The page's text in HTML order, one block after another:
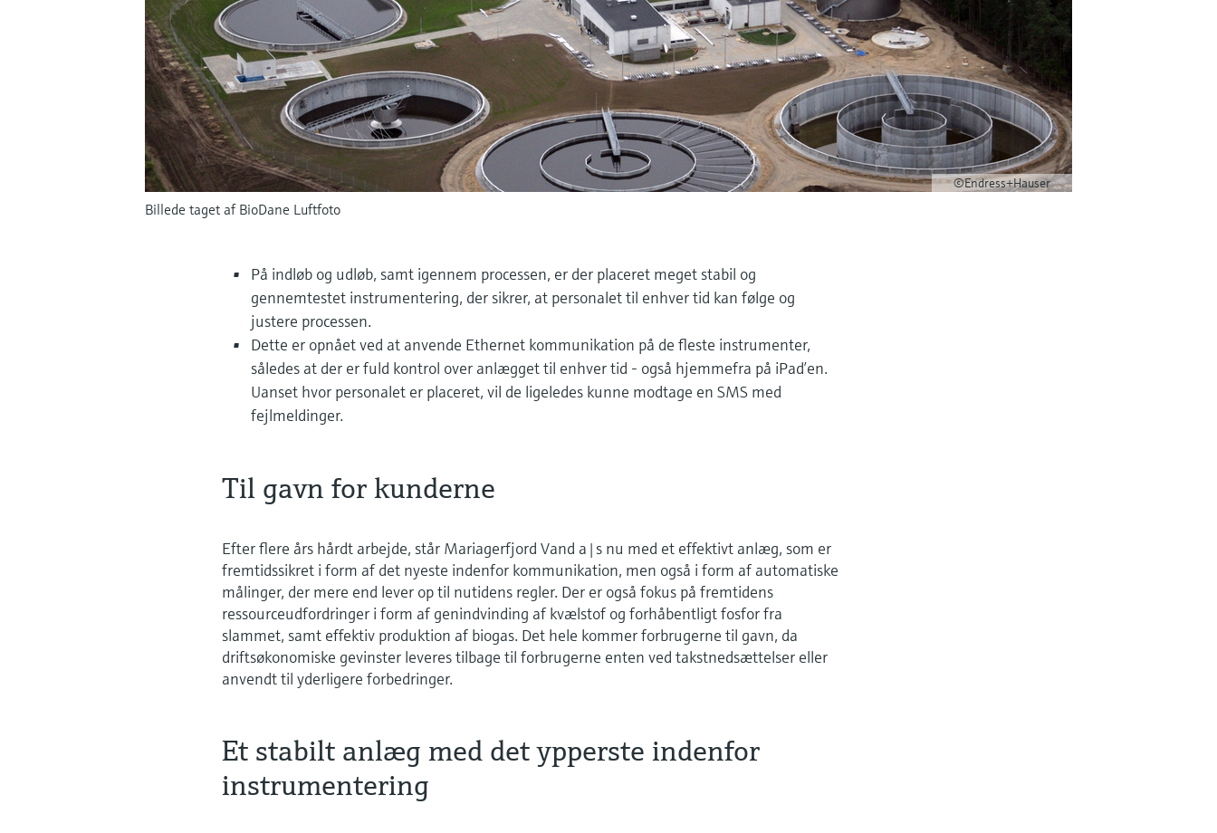
©Endress+Hauser
Billede taget af BioDane Luftfoto
På indløb og udløb, samt igennem processen, er der placeret meget stabil og
gennemtestet instrumentering, der sikrer, at personalet til enhver tid kan følge og
justere processen.
Dette er opnået ved at anvende Ethernet kommunikation på de fleste instrumenter,
således at der er fuld kontrol over anlægget til enhver tid - også hjemmefra på iPad’en.
Uanset hvor personalet er placeret, vil de ligeledes kunne modtage en SMS med
fejlmeldinger.
Til gavn for kunderne
Efter flere års hårdt arbejde, står Mariagerfjord Vand a|s nu med et effektivt anlæg, som er
fremtidssikret i form af det nyeste indenfor kommunikation, men også i form af automatiske
målinger, der mere end lever op til nutidens regler. Der er også fokus på fremtidens
ressourceudfordringer i form af genindvinding af kvælstof og forhåbentligt fosfor fra
slammet, samt effektiv produktion af biogas. Det hele kommer forbrugerne til gavn, da
driftsøkonomiske gevinster leveres tilbage til forbrugerne enten ved takstnedsættelser eller
anvendt til yderligere forbedringer.
Et stabilt anlæg med det ypperste indenfor
instrumentering